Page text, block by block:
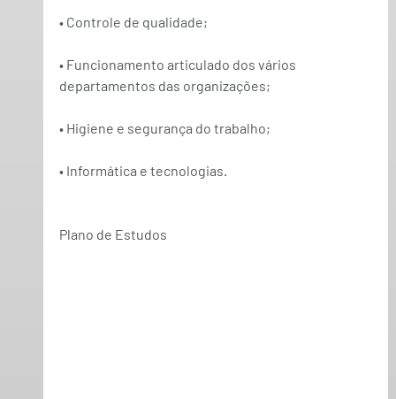
• Controle de qualidade;
• Funcionamento articulado dos vários
departamentos das organizações;
• Higiene e segurança do trabalho;
• Informática e tecnologias.
Plano de Estudos